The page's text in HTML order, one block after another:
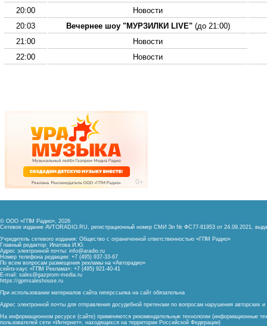
20:00
Новости
20:03
Вечернее шоу "МУРЗИЛКИ LIVE"(до 21:00)
21:00
Новости
22:00
Новости
© ООО «ГПМ Радио», 2026
Сетевое издание AVTORADIO.RU, регистрационный номер СМИ Эл № ФС77-81953 от 24.09.2021,
Учредитель сетевого издания: Общество с ограниченной ответственностью «ГПМ Радио»
Главный редактор: Ипатова И.Ю.
Адрес электронной почты: info@aradio.ru
Номер телефона редакции: +7 (495) 937-33-67
По всем вопросам размещения рекламы на «Авторадио»
сейлз-хаус «ГПМ Реклама»: +7 (495) 921-40-41
E-mail: sales@gazprom-media.ru
https://gpmsaleshouse.ru
При использовании материалов сайта гиперссылка на сайт обязательна
Адрес электронной почты для отправления досудебной претензии по вопросам нарушения авторских
На информационном ресурсе (сайте) применяются рекомендательные технологии (информационные
пользователей сети «Интернет», находящихся на территории Российской Федерации)